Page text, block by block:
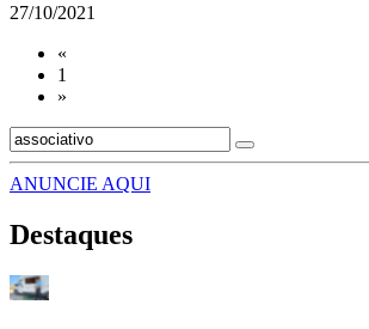
27/10/2021
«
1
»
ANUNCIE AQUI
Destaques